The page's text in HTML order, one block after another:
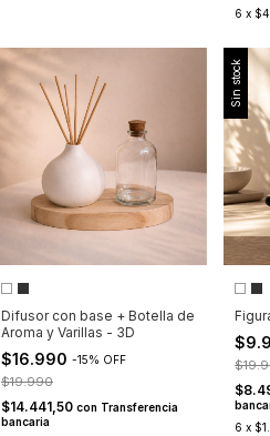
6 x
Difusor con base + Botella de
Aroma y Varillas - 3D
$16.990 -15% OFF
$19.990
$14.441,50 con Transferencia
bancaria
Sin stock
6 x